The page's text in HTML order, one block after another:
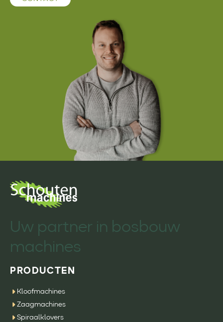
Uw partner in bosbouw
machines
PRODUCTEN
Kloofmachines
Zaagmachines
Spiraalklovers